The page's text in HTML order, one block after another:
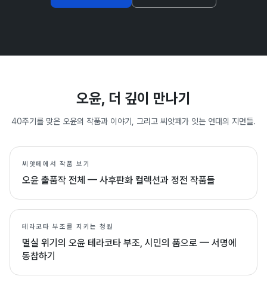
오윤, 더 깊이 만나기
40주기를 맞은 오윤의 작품과 이야기, 그리고 씨앗페가 잇는 연대의 지면들.
씨앗페에서 작품 보기
오윤 출품작 전체 — 사후판화 컬렉션과 정전 작품들
테라코타 부조를 지키는 청원
멸실 위기의 오윤 테라코타 부조, 시민의 품으로 — 서명에
동참하기